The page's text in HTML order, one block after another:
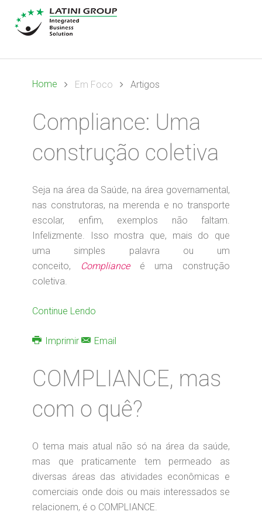
Home Em Foco Artigos
Compliance: Uma
construção coletiva
Seja na área da Saúde, na área governamental,
nas construtoras, na merenda e no transporte
escolar, enfim, exemplos não faltam.
Infelizmente. Isso mostra que, mais do que
uma simples palavra ou um
conceito,
Complianceé uma construção
coletiva.
Continue Lendo
Imprimir Email
COMPLIANCE, mas
com o quê?
O tema mais atual não só na área da saúde,
mas que praticamente tem permeado as
diversas áreas das atividades econômicas e
comerciais onde dois ou mais interessados se
relacionem, é o COMPLIANCE.